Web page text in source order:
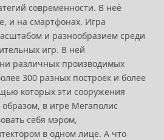
современности. В неё
и на смартфонах. Игра
и разнообразием среди
игр. В ней
различных производимых
300 разных построек и более
которых эти сооружения
в игре Мегаполис
себя мэром,
в одном лице. А что